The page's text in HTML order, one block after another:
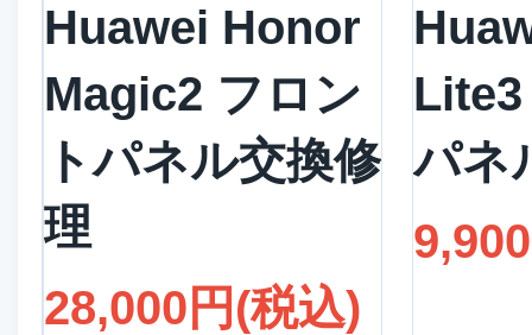
Huawei Honor
Magic2 フロン
トパネル交換修
理
28,000円(税込)
パネ